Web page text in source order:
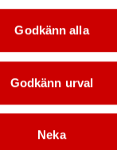
Godkänn alla
Godkänn urval
Neka
information
Allmänna villkor
Bli kund hos Würth
med Würth app
Jobba hos oss